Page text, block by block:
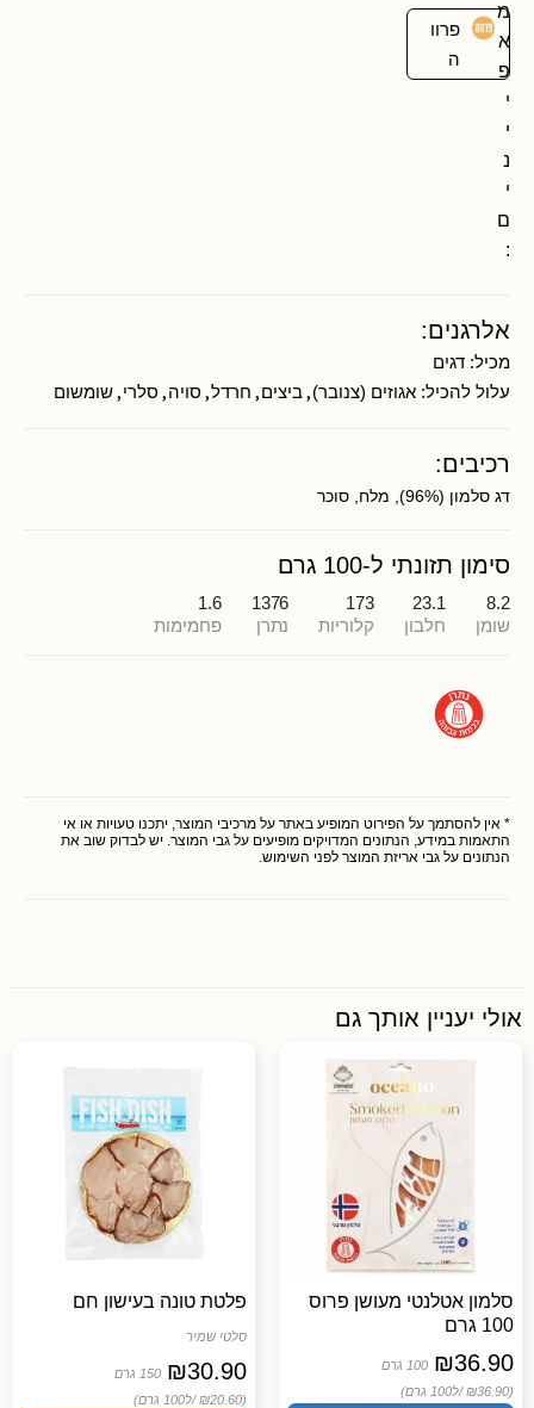
מ
א
פ
י
י
נ
י
ם
:
פרוו
ה
אלרגנים:
מכיל: דגים
עלול להכיל: אגוזים (צנובר),ביצים, חרדל, סויה, סלרי,שומשום
רכיבים:
דג סלמון (96%), מלח, סוכר
סימון תזונתי ל-100 גרם
8.2
שומן
23.1
חלבון
173
קלוריות
1376
נתרן
1.6
פחמימות
* אין להסתמך על הפירוט המופיע באתר על מרכיבי המוצר, יתכנו טעויות או אי
התאמות במידע, הנתונים המדויקים מופיעים על גבי המוצר. יש לבדוק שוב את
הנתונים על גבי אריזת המוצר לפני השימוש.
אולי יעניין אותך גם
סלמון אטלנטי מעושן פרוס
100 גרם
₪36.90
100 גרם
(₪36.90 /
ל100 גרם)
פלטת טונה בעישון חם
סלטי שמיר
₪30.90
150 גרם
(₪20.60 /
ל100 גרם)